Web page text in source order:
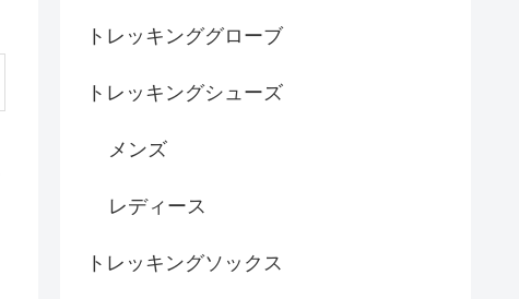
トレッキンググローブ
トレッキングシューズ
メンズ
レディース
トレッキングソックス